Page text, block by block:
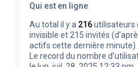
Qui est en ligne
Au total il y a 216utilisateurs
invisible et 215 invités
actifs cette dernière minute)
Le record du nombre